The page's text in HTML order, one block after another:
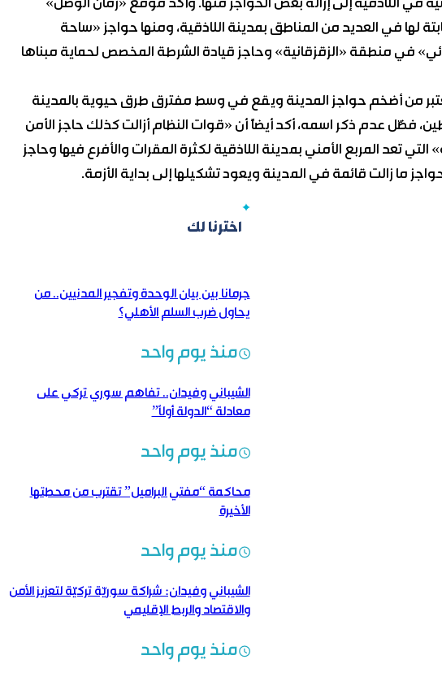
في اللاذقية إلى إزالة بعض الحواجز منها. وأكد موقع «زمان الوصل»
لها في العديد من المناطق بمدينة اللاذقية، ومنها حواجز «ساحة
في منطقة «الزقزقانية» وحاجز قيادة الشرطة المخصص لحماية مبناها
من أضخم حواجز المدينة ويقع في وسط مفترق طرق حيوية بالمدينة
فضّل عدم ذكر اسمه، أكد أيضاً أن «قوات النظام أزالت كذلك حاجز الأمن
تعد المربع الأمني بمدينة اللاذقية لكثرة المقرات والأفرع فيها وحاجز
ما زالت قائمة في المدينة ويعود تشكيلها إلى بداية الأزمة.
اخترنا لك
جرمانا بين بيان الوحدة وتفجير المدنيين.. من
يحاول ضرب السلم الأهلي؟
منذ يوم واحد
الشيباني وفيدان.. تفاهم سوري تركي على
معادلة “الدولة أولاً”
منذ يوم واحد
محاكمة “مفتي البراميل” تقترب من محطتها
الأخيرة
منذ يوم واحد
الشيباني وفيدان: شراكة سوريّة تركيّة لتعزيز الأمن
والاقتصاد والربط الإقليمي
منذ يوم واحد